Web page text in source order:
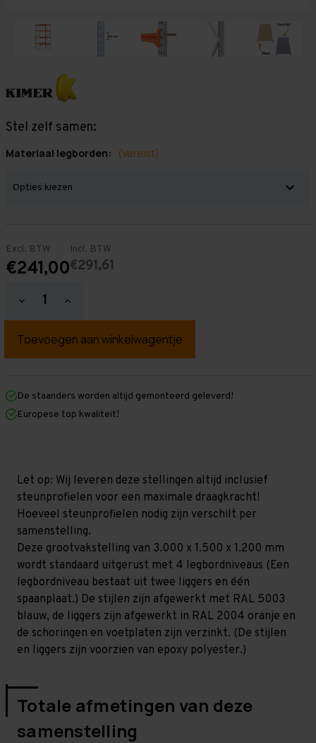
Stel zelf samen:
Materiaal legborden: (Vereist)
Excl. BTW
€241,00
Incl. BTW
€291,61
Hoeveelheid
verlagen
Grootvakstelling
mm
mm
x
1.200
niveaus
GALVA
Hoeveelheid
verhogen
Grootvakstelling
mm
mm
1.200
niveaus
GALVA
De staanders worden altijd gemonteerd geleverd!
Europese top kwaliteit!
Let op: Wij leveren deze stellingen altijd inclusief
steunprofielen voor een maximale draagkracht!
Hoeveel steunprofielen nodig zijn verschilt per
samenstelling.
Deze grootvakstelling van 3.000 x 1.500 x 1.200 mm
wordt standaard uitgerust met 4 legbordniveaus (Een
legbordniveau bestaat uit twee liggers en één
spaanplaat.) De stijlen zijn afgewerkt met RAL 5003
blauw, de liggers zijn afgewerkt in RAL 2004 oranje en
de schoringen en voetplaten zijn verzinkt. (De stijlen
en liggers zijn voorzien van epoxy polyester.)
Totale afmetingen van deze
samenstelling